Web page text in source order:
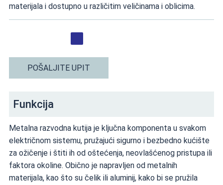
materijala i dostupno u različitim veličinama i oblicima.
POŠALJITE UPIT
Funkcija
Metalna razvodna kutija je ključna komponenta u svakom
električnom sistemu, pružajući sigurno i bezbedno kućište
za ožičenje i štiti ih od oštećenja, neovlašćenog pristupa ili
faktora okoline. Obično je napravljen od metalnih
materijala, kao što su čelik ili aluminij, kako bi se pružila